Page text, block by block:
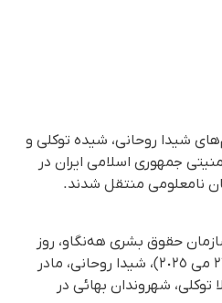
شیدا روحانی، شیده توکلی و
جمهوری اسلامی ایران در
نامعلومی منتقل شدند.
حقوق بشری هه‌نگاو، روز
سه‌شنبه ٦ خرداد ماه ١٤٠٤ (٢٧ می ٢٠٢٥)، شیدا روحانی، مادر
توکلی، شهروندان بهائی در